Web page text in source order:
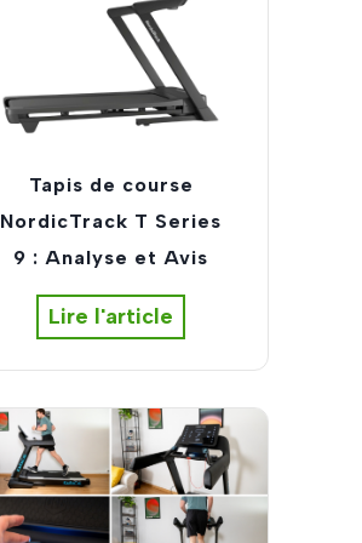
e
b
i
k
g
M
o
o
o
U
l
t
r
Tapis de course
NordicTrack T Series
9 : Analyse et Avis
Lire l'article
a
p
i
s
d
e
c